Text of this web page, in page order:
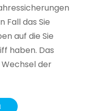
Fall das Sie
auf die Sie
haben. Das
der